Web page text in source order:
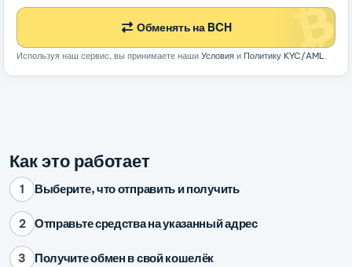
Обменять на BCH
Используя наш сервис, вы принимаете наши Условия и Политику KYC/AML.
Как это работает
1 Выберите, что отправить и получить
2 Отправьте средства на указанный адрес
3 Получите обмен в свой кошелёк